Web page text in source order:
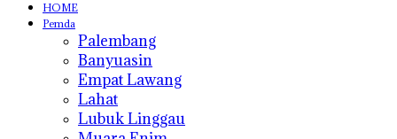
HOME
Pemda
Palembang
Banyuasin
Empat Lawang
Lahat
Lubuk Linggau